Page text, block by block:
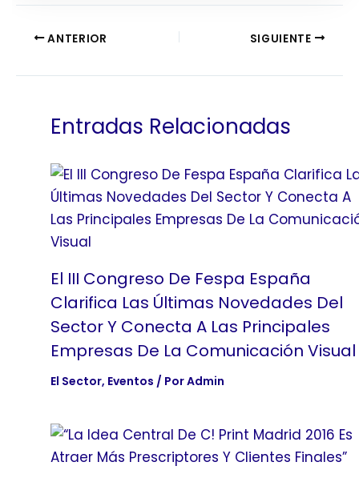
ANTERIOR SIGUIENTE
Entradas Relacionadas
El III Congreso De Fespa España
Clarifica Las Últimas Novedades Del
Sector Y Conecta A Las Principales
Empresas De La Comunicación Visual
El Sector, Eventos / PorAdmin